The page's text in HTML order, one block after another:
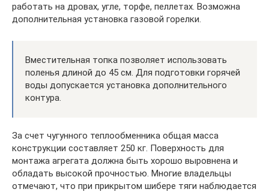
работать на дровах, угле, торфе, пеллетах. Возможна
дополнительная установка газовой горелки.
Вместительная топка позволяет использовать
поленья длиной до 45 см. Для подготовки горячей
воды допускается установка дополнительного
контура.
За счет чугунного теплообменника общая масса
конструкции составляет 250 кг. Поверхность для
монтажа агрегата должна быть хорошо выровнена и
обладать высокой прочностью. Многие владельцы
отмечают, что при прикрытом шибере тяги наблюдается